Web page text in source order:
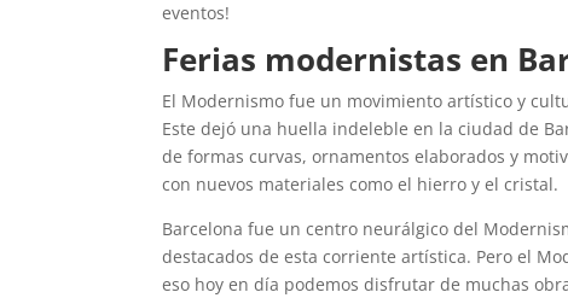
eventos!
Ferias modernistas en
El Modernismo fue un movimiento artístico y
Este dejó una huella indeleble en la ciudad de
de formas curvas, ornamentos elaborados y
con nuevos materiales como el hierro y el cristal.
Barcelona fue un centro neurálgico del
destacados de esta corriente artística. Pero el
eso hoy en día podemos disfrutar de muchas